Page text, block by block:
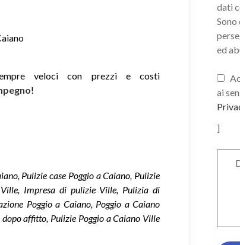
veloci con prezzi e costi
!
Pulizie case Poggio a Caiano, Pulizie
Impresa di pulizie Ville, Pulizia di
Poggio a Caiano, Poggio a Caiano
affitto, Pulizie Poggio a Caiano Ville
dati
ed
ai
]